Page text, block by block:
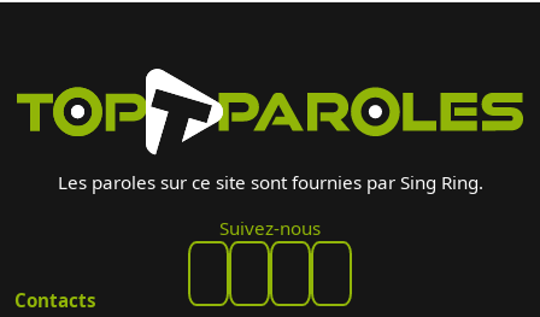
Les paroles sur ce site sont fournies par Sing Ring.
Suivez-nous
Contacts